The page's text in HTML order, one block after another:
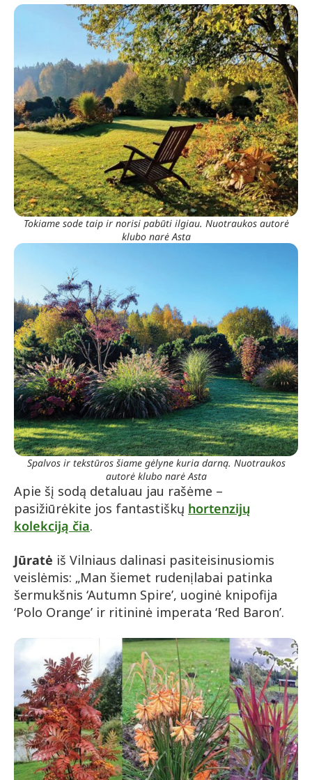
Tokiame sode taip ir norisi pabūti ilgiau. Nuotraukos autorė
klubo narė Asta
Spalvos ir tekstūros šiame gėlyne kuria darną. Nuotraukos
autorė klubo narė Asta
Apie šį sodą detaluau jau rašėme –
pasižiūrėkite jos fantastiškų hortenzijų
kolekciją čia.
Jūratė iš Vilniaus dalinasi pasiteisinusiomis
veislėmis: „Man šiemet rudenị labai patinka
šermukšnis ‘Autumn Spire’, uoginė knipofija
‘Polo Orange’ ir ritininė imperata ‘Red Baron’.